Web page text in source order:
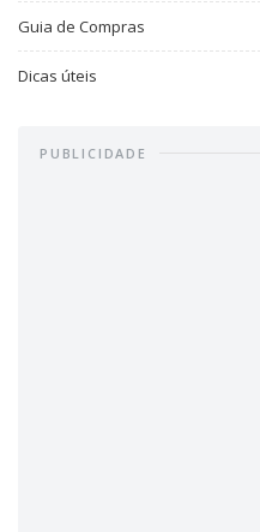
Guia de Compras
Dicas úteis
PUBLICIDADE